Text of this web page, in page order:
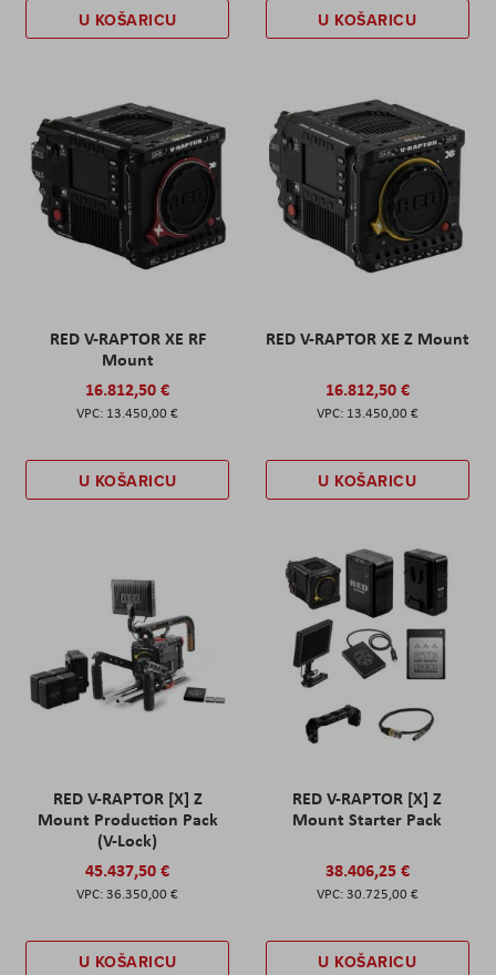
U KOŠARICU U KOŠARICU
RED V-RAPTOR XE RF
Mount
16.812,50 €
13.450,00 €
U KOŠARICU
RED V-RAPTOR XE Z Mount
16.812,50 €
13.450,00 €
U KOŠARICU
RED V-RAPTOR [X] Z
Mount Production Pack
(V-Lock)
45.437,50 €
36.350,00 €
U KOŠARICU
RED V-RAPTOR [X] Z
Mount Starter Pack
38.406,25 €
30.725,00 €
U KOŠARICU